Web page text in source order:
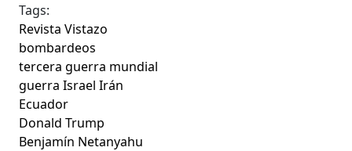
Tags:
Revista Vistazo
bombardeos
tercera guerra mundial
guerra Israel Irán
Ecuador
Donald Trump
Benjamín Netanyahu